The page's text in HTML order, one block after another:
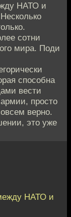
НАТО и
сотни
мира. Поди
способна
вести
просто
верно.
это уже
НАТО и